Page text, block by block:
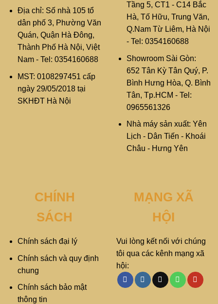
Địa chỉ: Số nhà 105 tổ
dân phố 3, Phường Văn
Quán, Quận Hà Đông,
Thành Phố Hà Nội, Việt
Nam - Tel: 0354160688
MST: 0108297451 cấp
ngày 29/05/2018 tại
SKHĐT Hà Nội
Tầng 5, CT1 - C14 Bắc
Hà, Tố Hữu, Trung Văn,
Q.Nam Từ Liêm, Hà Nội
- Tel: 0354160688
Showroom Sài Gòn:
652 Tân Kỳ Tân Quý, P.
Bình Hưng Hòa, Q. Bình
Tân, Tp.HCM - Tel:
0965561326
Nhà máy sản xuất: Yên
Lịch - Dân Tiến - Khoái
Châu - Hưng Yên
CHÍNH
SÁCH
Chính sách đại lý
Chính sách và quy định
chung
Chính sách bảo mật
thông tin
MẠNG XÃ
HỘI
Vui lòng kết nối với chúng
tôi qua các kênh mạng xã
hội: